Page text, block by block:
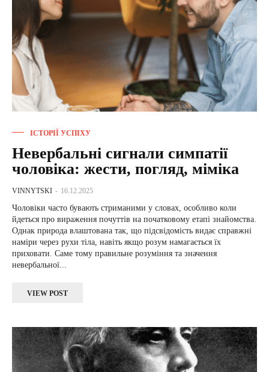
ІСТОРІЇ УСПІХУ
Невербальні сигнали симпатії
чоловіка: жести, погляд, міміка
VINNYTSKI - 16.12.2025
Чоловіки часто бувають стриманими у словах, особливо коли
йдеться про вираження почуттів на початковому етапі знайомства.
Однак природа влаштована так, що підсвідомість видає справжні
наміри через рухи тіла, навіть якщо розум намагається їх
приховати. Саме тому правильне розуміння та значення
невербальної...
VIEW POST